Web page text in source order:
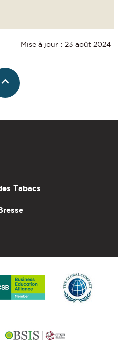
Mise à jour : 23 août 2024
Tabacs